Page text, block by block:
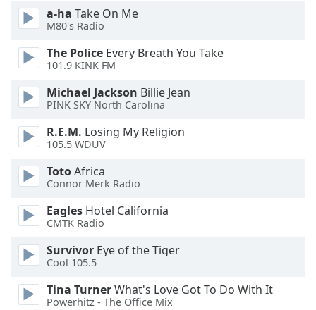
dialog
window.
Escape
cancel
and
close
Text
Color
Opacity
Text
Background
a-ha Take On Me
M80's Radio
The Police Every Breath You Take
101.9 KINK FM
Michael Jackson Billie Jean
PINK SKY North Carolina
R.E.M. Losing My Religion
105.5 WDUV
TotoAfrica
Connor Merk Radio
Eagles Hotel California
CMTK Radio
Survivor Eye of the Tiger
Cool 105.5
Tina TurnerWhat's Love Got To Do With It
Powerhitz - The Office Mix